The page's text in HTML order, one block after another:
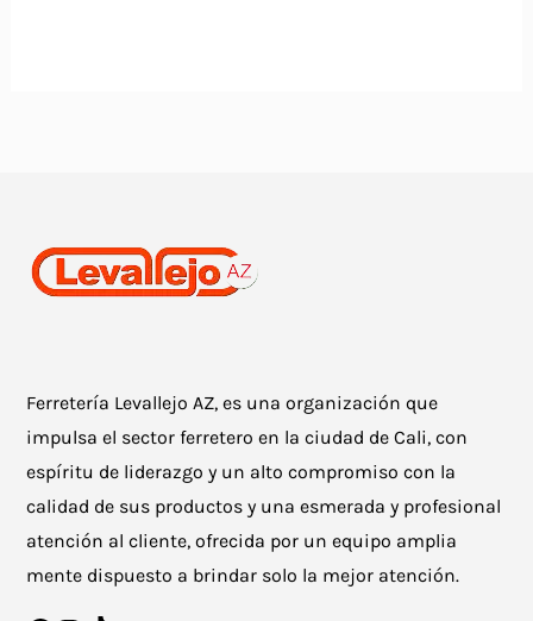
Ferretería Levallejo AZ, es una organización que
impulsa el sector ferretero en la ciudad de Cali, con
espíritu de liderazgo y un alto compromiso con la
calidad de sus productos y una esmerada y profesional
atención al cliente, ofrecida por un equipo amplia
mente dispuesto a brindar solo la mejor atención.